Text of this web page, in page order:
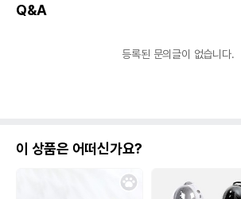
Q&A
등록된 문의글이 없습니다.
이 상품은 어떠신가요?